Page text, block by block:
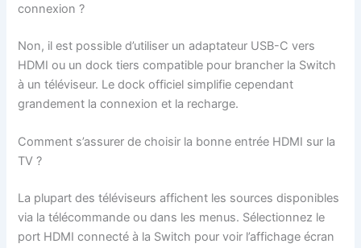
connexion ?
Non, il est possible d’utiliser un adaptateur USB-C vers
HDMI ou un dock tiers compatible pour brancher la Switch
à un téléviseur. Le dock officiel simplifie cependant
grandement la connexion et la recharge.
Comment s’assurer de choisir la bonne entrée HDMI sur la
TV ?
La plupart des téléviseurs affichent les sources disponibles
via la télécommande ou dans les menus. Sélectionnez le
port HDMI connecté à la Switch pour voir l’affichage écran